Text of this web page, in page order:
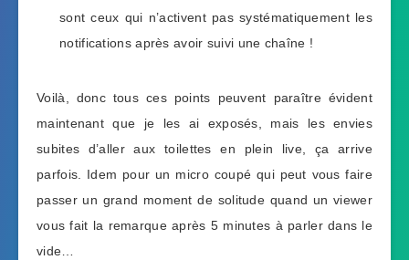
sont ceux qui n’activent pas systématiquement les
notifications après avoir suivi une chaîne !
Voilà, donc tous ces points peuvent paraître évident
maintenant que je les ai exposés, mais les envies
subites d’aller aux toilettes en plein live, ça arrive
parfois. Idem pour un micro coupé qui peut vous faire
passer un grand moment de solitude quand un viewer
vous fait la remarque après 5 minutes à parler dans le
vide…